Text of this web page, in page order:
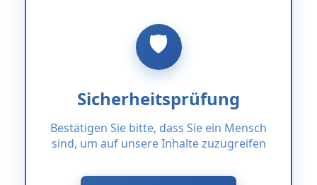
Sicherheitsprüfung
Bestätigen Sie bitte, dass Sie ein Mensch
sind, um auf unsere Inhalte zuzugreifen